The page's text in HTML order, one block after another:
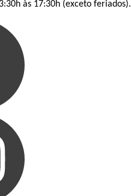
às 17:30h (exceto feriados).